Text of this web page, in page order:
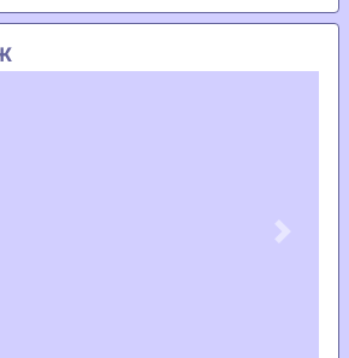
Next